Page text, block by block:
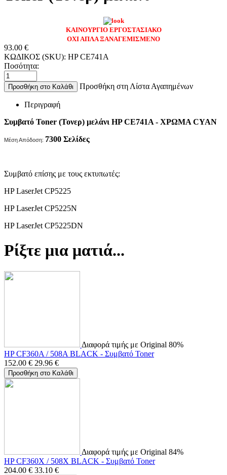
ΚΑΙΝΟΥΡΓΙΟ ΕΡΓΟΣΤΑΣΙΑΚΟ
ΟΧΙ ΑΠΛΑ ΞΑΝΑΓΕΜΙΣΜΕΝΟ
93.00 €
ΚΩΔΙΚΟΣ (SKU): HP CE741A
Ποσότητα:
Προσθήκη στο Καλάθι Προσθήκη στη Λίστα Αγαπημένων
Περιγραφή
Συμβατό Toner (Τονερ) μελάνι HP CE741A - ΧΡΩΜΑ CYAN
Μέση Απόδοση: 7300 Σελίδες
Συμβατό επίσης με τους εκτυπωτές:
HP LaserJet CP5225
HP LaserJet CP5225N
HP LaserJet CP5225DN
Ρίξτε μια ματιά...
Διαφορά τιμής με Original 80%
HP CF360A / 508A BLACK - Συμβατό Toner
152.00 € 29.96 €
Προσθήκη στο Καλάθι
Διαφορά τιμής με Original 84%
HP CF360X / 508X BLACK - Συμβατό Toner
204.00 € 33.10 €